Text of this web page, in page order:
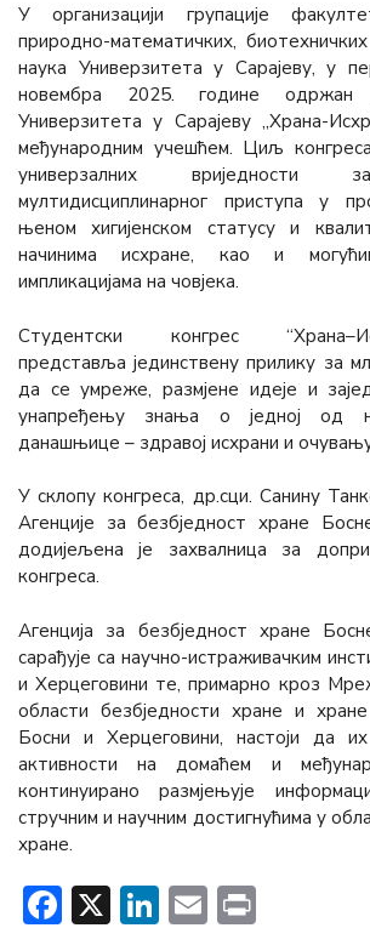
У организацији групације
природно-математичких,
наука Универзитета у Сарајеву, у
новембра 2025. године
Универзитета у Сарајеву „Храна-
међународним учешћем. Циљ
универзалних вриједности
мултидисциплинарног приступа у
њеном хигијенском статусу и
начинима исхране, као и
импликацијама на човјека.
Студентски конгрес
представља јединствену прилику за
да се умреже, размјене идеје и
унапређењу знања о једној од
данашњице – здравој исхрани и
У склопу конгреса, др.сци. Санину
Агенције за безбједност хране
додијељена је захвалница за
конгреса.
Агенција за безбједност хране
сарађује са научно-истраживачким
и Херцеговини те, примарно кроз
области безбједности хране и
Босни и Херцеговини, настоји да
активности на домаћем и
континуирано размјењује
стручним и научним достигнућима у
хране.
Facebook
X LinkedIn
Email